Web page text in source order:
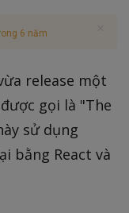
6 năm
release một
gọi là "The
sử dụng
bằng React và